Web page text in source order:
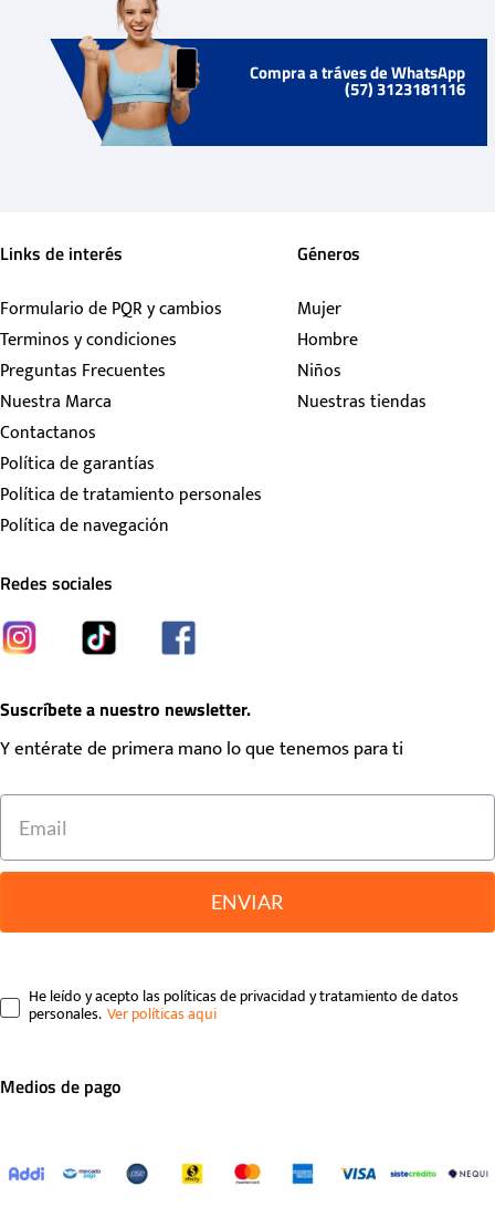
Compra a tráves de WhatsApp
(57) 3123181116
Links de interés
Formulario de PQR y cambios
Terminos y condiciones
Preguntas Frecuentes
Nuestra Marca
Contactanos
Política de garantías
Política de tratamiento personales
Política de navegación
Géneros
Mujer
Hombre
Niños
Nuestras tiendas
Redes sociales
Suscríbete a nuestro newsletter.
Y entérate de primera mano lo que tenemos para ti
ENVIAR
He leído y acepto las políticas de privacidad y tratamiento de datos
personales.
Medios de pago